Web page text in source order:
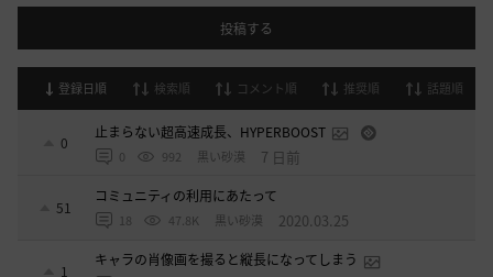
投稿する
登録日順 検索順 コメント順 推奨順 話題順
0
止まらない超高速成長、HYPERBOOST
0 992 黒い砂漠 7 日前
51
コミュニティの利用にあたって
18 47.8K 黒い砂漠 2020.03.25
1
キャラの肖像画を撮ると縦長になってしまう